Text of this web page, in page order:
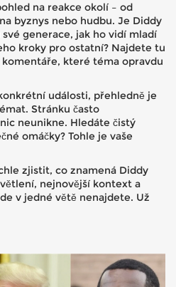
na reakce okolí – od
byznys nebo hudbu. Je Diddy
generace, jak ho vidí mladí
kroky pro ostatní? Najdete tu
které téma opravdu
události, přehledně je
Stránku často
neunikne. Hledáte čistý
omáčky? Tohle je vaše
zjistit, co znamená Diddy
nejnovější kontext a
v jedné větě nenajdete. Už